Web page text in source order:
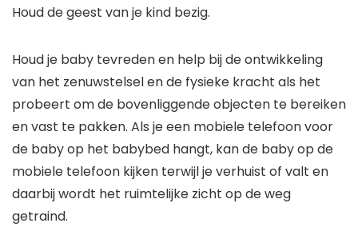
Houd de geest van je kind bezig.
Houd je baby tevreden en help bij de ontwikkeling
van het zenuwstelsel en de fysieke kracht als het
probeert om de bovenliggende objecten te bereiken
en vast te pakken. Als je een mobiele telefoon voor
de baby op het babybed hangt, kan de baby op de
mobiele telefoon kijken terwijl je verhuist of valt en
daarbij wordt het ruimtelijke zicht op de weg
getraind.